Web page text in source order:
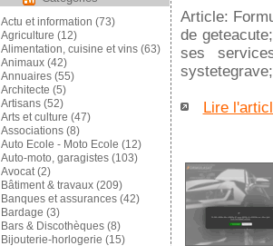
Actu et information (73)
Agriculture (12)
Alimentation, cuisine et vins(63)
Animaux(42)
Annuaires(55)
Architecte (5)
Artisans(52)
Arts et culture (47)
Associations(8)
Auto Ecole - Moto Ecole (12)
Auto-moto, garagistes(103)
Avocat(2)
Bâtiment & travaux(209)
Banques et assurances(42)
Bardage (3)
Bars & Discothèques(8)
Bijouterie-horlogerie (15)
Article:
de
ses
Lire